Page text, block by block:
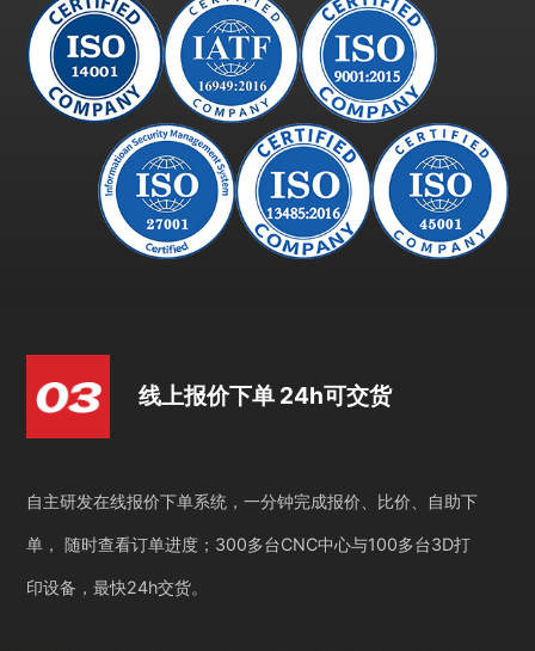
线上报价下单 24h可交货
自主研发在线报价下单系统，一分钟完成报价、比价、自助下
单， 随时查看订单进度；300多台CNC中心与100多台3D打
印设备，最快24h交货。